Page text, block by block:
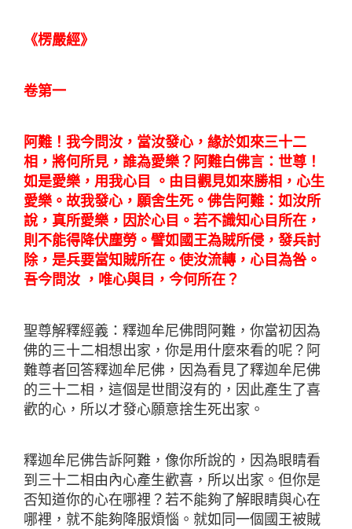
《楞嚴經》
卷第一
阿難！我今問汝，當汝發心，緣於如來三十二
相，將何所見，誰為愛樂？阿難白佛言：世尊！
如是愛樂，用我心目 。由目觀見如來勝相，心生
愛樂。故我發心，願舍生死。佛告阿難：如汝所
說，真所愛樂，因於心目。若不識知心目所在，
則不能得降伏塵勞。譬如國王為賊所侵，發兵討
除，是兵要當知賊所在。使汝流轉，心目為咎。
吾今問汝 ，唯心與目，今何所在？
聖尊解釋經義：釋迦牟尼佛問阿難，你當初因為
佛的三十二相想出家，你是用什麼來看的呢？阿
難尊者回答釋迦牟尼佛，因為看見了釋迦牟尼佛
的三十二相，這個是世間沒有的，因此產生了喜
歡的心，所以才發心願意捨生死出家。
釋迦牟尼佛告訴阿難，像你所說的，因為眼睛看
到三十二相由內心產生歡喜，所以出家。但你是
否知道你的心在哪裡？若不能夠了解眼睛與心在
哪裡，就不能夠降服煩惱。就如同一個國王被賊